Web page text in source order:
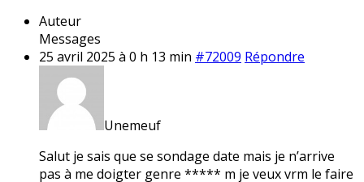
Auteur
Messages
25 avril 2025 à 0 h 13 min #72009 Répondre
Unemeuf
Salut je sais que se sondage date mais je n’arrive
pas à me doigter genre ***** m je veux vrm le faire